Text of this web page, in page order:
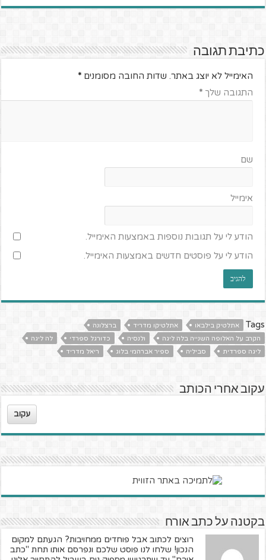
כתיבת תגובה
האימייל לא יוצג באתר. שדות החובה מסומנים*
התגובה שלך*
שם
אימייל
הודע לי על תגובות נוספות באמצעות האימייל.
הודע לי על פוסטים חדשים באמצעות האימייל.
Tags אתלטיק בילבאו אתלטיקו מדריד
ברצלונה
הקרב על האלופה השנייה בלה ליגה
ולנסיה כדורגל ספרדי
לה ליגה
ליגה ספרדית
סביליה ספיר אברהמי בלוג ריאל מדריד
עקוב אחרי הכותב
עקוב
בקטנה על כתב אורח
רוצים לכתוב אבל פוחדים ממחויבות? הגעתם למקום
הנכון! שלחו לנו פוסט שלכם ונפרסם אותו תחת "כתב